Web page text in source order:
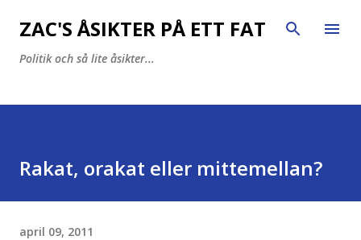
Fortsätt till huvudinnehåll
ZAC'S ÅSIKTER PÅ ETT FAT
Politik och så lite åsikter...
Rakat, orakat eller mittemellan?
april 09, 2011